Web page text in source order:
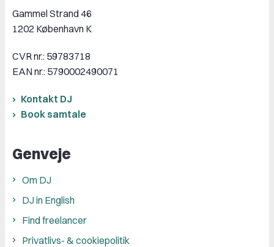
Gammel Strand 46
1202 København K
CVR nr.: 59783718
EAN nr.: 5790002490071
Kontakt DJ
Book samtale
Genveje
Om DJ
DJ in English
Find freelancer
Privatlivs- & cookiepolitik